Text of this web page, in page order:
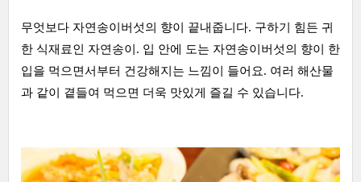
무엇보다 자연송이버섯의 향이 끝내줍니다. 구하기 힘든 귀
한 식재료인 자연송이. 입 안에 도는 자연송이버섯의 향이 한
입을 먹으면서부터 건강해지는 느낌이 들어요. 여러 해산물
과 같이 곁들여 먹으면 더욱 맛있게 즐길 수 있습니다.